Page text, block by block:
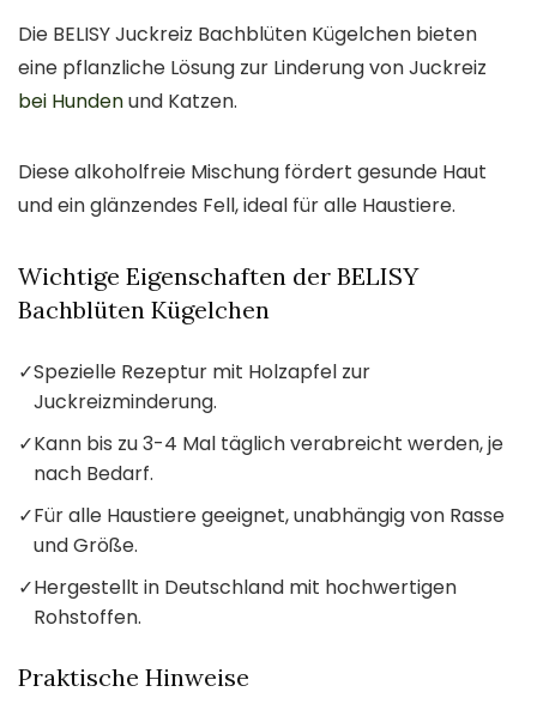
Die BELISY Juckreiz Bachblüten Kügelchen bieten
eine pflanzliche Lösung zur Linderung von Juckreiz
bei Hundenund Katzen.
Diese alkoholfreie Mischung fördert gesunde Haut
und ein glänzendes Fell, ideal für alle Haustiere.
Wichtige Eigenschaften der BELISY
Bachblüten Kügelchen
✓Spezielle Rezeptur mit Holzapfel zur
Juckreizminderung.
✓Kann bis zu 3-4 Mal täglich verabreicht werden, je
nach Bedarf.
✓Für alle Haustiere geeignet, unabhängig von Rasse
und Größe.
✓Hergestellt in Deutschland mit hochwertigen
Rohstoffen.
Praktische Hinweise